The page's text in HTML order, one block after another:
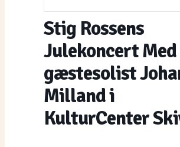
Stig Rossens
Julekoncert Med
gæstesolist
Milland i
KulturCenter